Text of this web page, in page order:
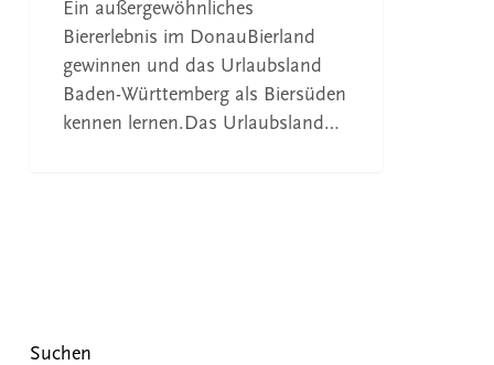
Ein außergewöhnliches
Biererlebnis im DonauBierland
gewinnen und das Urlaubsland
Baden-Württemberg als Biersüden
kennen lernen.Das Urlaubsland…
Suchen